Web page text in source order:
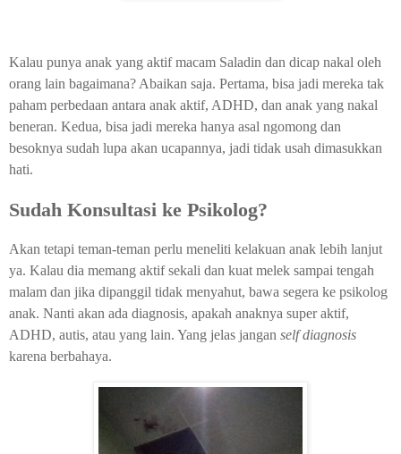
Kalau punya anak yang aktif macam Saladin dan dicap nakal oleh
orang lain bagaimana? Abaikan saja. Pertama, bisa jadi mereka tak
paham perbedaan antara anak aktif, ADHD, dan anak yang nakal
beneran. Kedua, bisa jadi mereka hanya asal ngomong dan
besoknya sudah lupa akan ucapannya, jadi tidak usah dimasukkan
hati.
Sudah Konsultasi ke Psikolog?
Akan tetapi teman-teman perlu meneliti kelakuan anak lebih lanjut
ya. Kalau dia memang aktif sekali dan kuat melek sampai tengah
malam dan jika dipanggil tidak menyahut, bawa segera ke psikolog
anak. Nanti akan ada diagnosis, apakah anaknya super aktif,
ADHD, autis, atau yang lain. Yang jelas jangan self diagnosis
karena berbahaya.